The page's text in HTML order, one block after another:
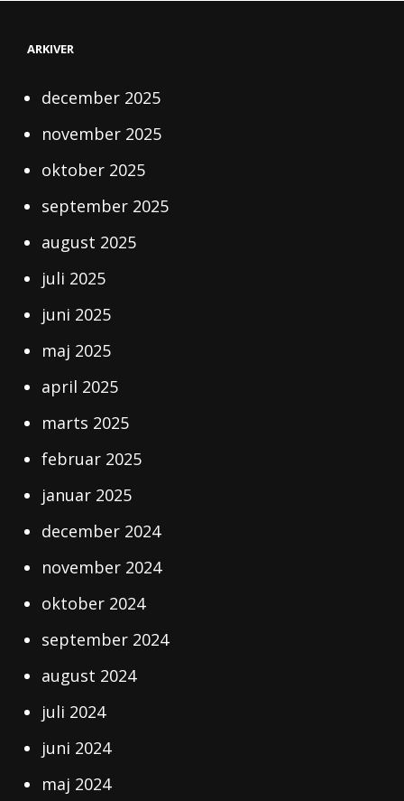
HVORDAN!
ARKIVER
december 2025
november 2025
oktober 2025
september 2025
august 2025
juli 2025
juni 2025
maj 2025
april 2025
marts 2025
februar 2025
januar 2025
december 2024
november 2024
oktober 2024
september 2024
august 2024
juli 2024
juni 2024
maj 2024